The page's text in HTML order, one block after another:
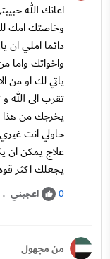
اعانك الله
وخاصتك امك
دائما املي ان
واخواتك واما
ياتي لك او من
تقرب الى الله
يخرجك من هذا
حاولي انت
علاج يمكن ان
يجعلك اكثر
0 اعجبني .
من مجهول